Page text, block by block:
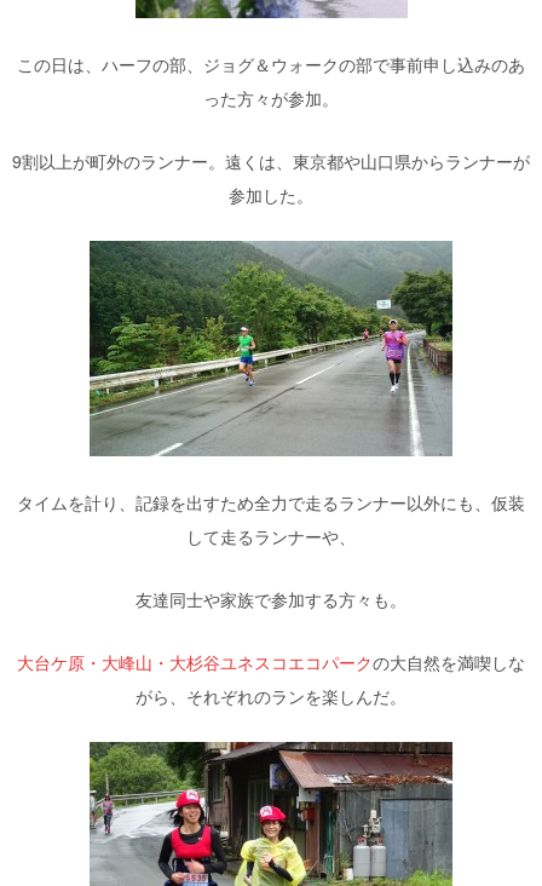
この日は、ハーフの部、ジョグ＆ウォークの部で事前申し込みのあ
った方々が参加。
9割以上が町外のランナー。遠くは、東京都や山口県からランナーが
参加した。
タイムを計り、記録を出すため全力で走るランナー以外にも、仮装
して走るランナーや、
友達同士や家族で参加する方々も。
大台ケ原・大峰山・大杉谷ユネスコエコパークの大自然を満喫しな
がら、それぞれのランを楽しんだ。